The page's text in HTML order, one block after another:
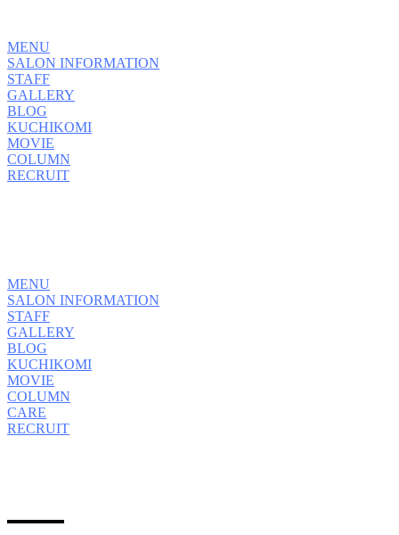
MENU
SALON INFORMATION
STAFF
GALLERY
BLOG
KUCHIKOMI
MOVIE
COLUMN
RECRUIT
MENU
SALON INFORMATION
STAFF
GALLERY
BLOG
KUCHIKOMI
MOVIE
COLUMN
CARE
RECRUIT